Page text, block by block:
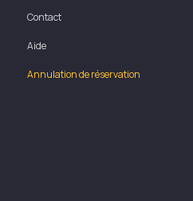
Contact
Aide
Annulation de réservation